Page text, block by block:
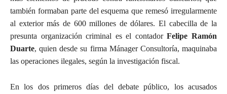
también formaban parte del esquema que remesó irregularmente
al exterior más de 600 millones de dólares. El cabecilla de la
presunta organización criminal es el contadorFelipe Ramón
Duarte, quien desde su firma Mánager Consultoría, maquinaba
las operaciones ilegales, según la investigación fiscal.
En los dos primeros días del debate público, los acusados